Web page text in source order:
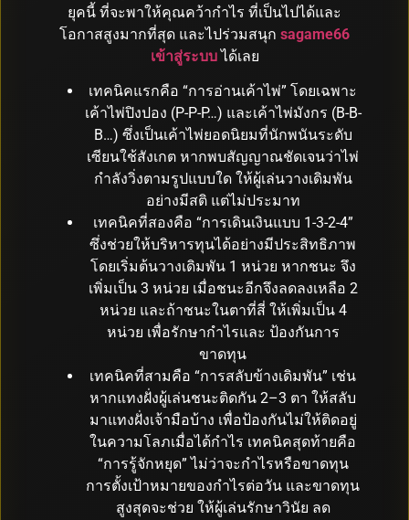
ยุคนี้ ที่จะพาให้คุณคว้ากำไร ที่เป็นไปได้และ
โอกาสสูงมากที่สุด และไปร่วมสนุก sagame66
เข้าสู่ระบบได้เลย
เทคนิคแรกคือ “การอ่านเค้าไพ่” โดยเฉพาะ
เค้าไพ่ปิงปอง (P-P-P…) และเค้าไพ่มังกร (B-B-
B…) ซึ่งเป็นเค้าไพ่ยอดนิยมที่นักพนันระดับ
เซียนใช้สังเกต หากพบสัญญาณชัดเจนว่าไพ่
กำลังวิ่งตามรูปแบบใด ให้ผู้เล่นวางเดิมพัน
อย่างมีสติ แต่ไม่ประมาท
เทคนิคที่สองคือ “การเดินเงินแบบ 1-3-2-4”
ซึ่งช่วยให้บริหารทุนได้อย่างมีประสิทธิภาพ
โดยเริ่มต้นวางเดิมพัน 1 หน่วย หากชนะ จึง
เพิ่มเป็น 3 หน่วย เมื่อชนะอีกจึงลดลงเหลือ 2
หน่วย และถ้าชนะในตาที่สี่ ให้เพิ่มเป็น 4
หน่วย เพื่อรักษากำไรและ ป้องกันการ
ขาดทุน
เทคนิคที่สามคือ “การสลับข้างเดิมพัน” เช่น
หากแทงฝั่งผู้เล่นชนะติดกัน 2–3 ตา ให้สลับ
มาแทงฝั่งเจ้ามือบ้าง เพื่อป้องกันไม่ให้ติดอยู่
ในความโลภเมื่อได้กำไร เทคนิคสุดท้ายคือ
“การรู้จักหยุด” ไม่ว่าจะกำไรหรือขาดทุน
การตั้งเป้าหมายของกำไรต่อวัน และขาดทุน
สูงสุดจะช่วย ให้ผู้เล่นรักษาวินัย ลด